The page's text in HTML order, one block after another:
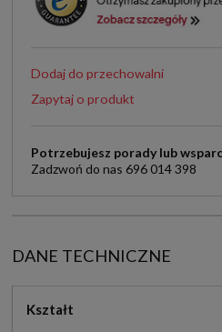
Dodaj do przechowalni
Zapytaj o produkt
Potrzebujesz porady lub
Zadzwoń do nas 696 014 398
DANE TECHNICZNE
Kształt